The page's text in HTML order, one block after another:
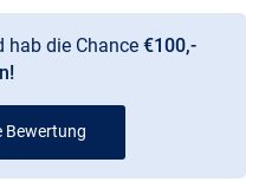
hab die Chance €100,-
Bewertung